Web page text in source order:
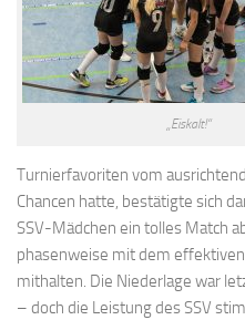
„Eiskalt!“
Turnierfavoriten vom
Chancen hatte, bestätigte sich
SSV-Mädchen ein tolles Match
phasenweise mit dem
mithalten. Die Niederlage war
– doch die Leistung des SSV